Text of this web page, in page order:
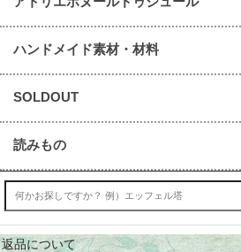
ハンドメイド素材・材料
SOLDOUT
読みもの
返品について